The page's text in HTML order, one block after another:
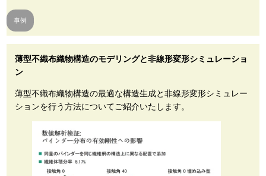
事例
薄型不織布織物構造のモデリングと非線形変形シミュレーショ
ン
薄型不織布織物構造の最適な構造生成と非線形変形シミュレー
ションを行う方法についてご紹介いたします。